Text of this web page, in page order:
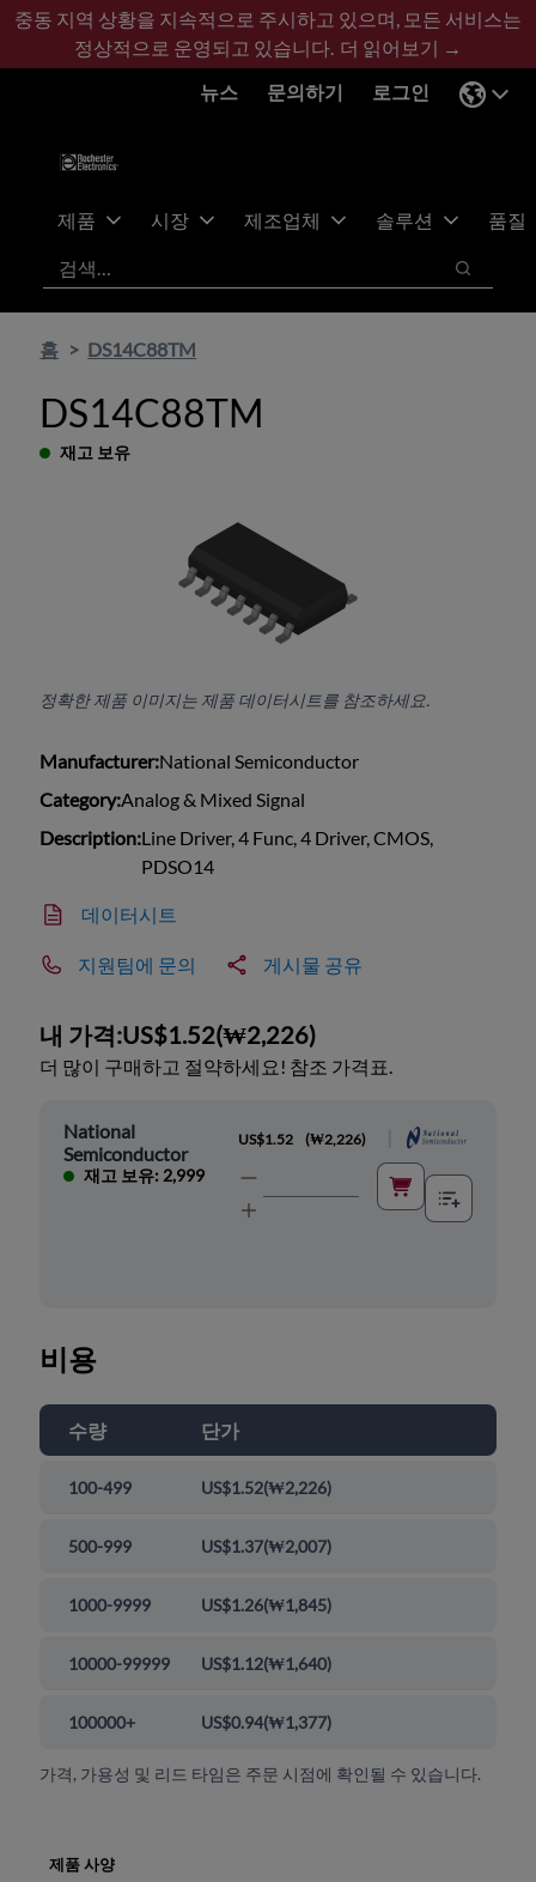
기
콘
바
글
중동 지역 상황을 지속적으로 주시하고 있으며, 모든 서비스는
정상적으로 운영되고 있습니다. 더 읽어보기 →
뉴스
문의하기 로그인
제품 시장 제조업체 솔루션
품질
검색
검색
홈 DS14C88TM
DS14C88TM
재고 보유
정확한 제품 이미지는 제품 데이터시트를 참조하세요.
Manufacturer:National Semiconductor
Category:Analog & Mixed Signal
Description:Line Driver, 4 Func, 4 Driver, CMOS,
PDSO14
데이터시트
지원팀에 문의 게시물 공유
내 가격:US$1.52(₩2,226)
더 많이 구매하고 절약하세요! 참조 가격표.
National
Semiconductor
재고 보유: 2,999
US$1.52 (₩2,226)
비용
수량 단가
100-499 US$1.52(₩2,226)
500-999 US$1.37(₩2,007)
1000-9999 US$1.26(₩1,845)
10000-99999 US$1.12(₩1,640)
100000+ US$0.94(₩1,377)
가격, 가용성 및 리드 타임은 주문 시점에 확인될 수 있습니다.
제품 사양